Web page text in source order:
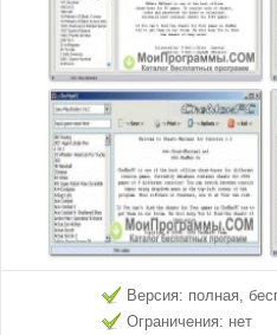
Версия: полная,
Ограничения: нет